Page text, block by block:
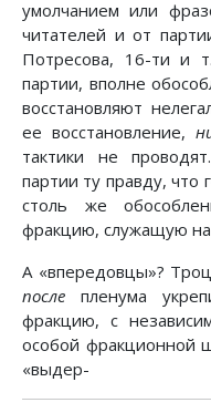
умолчанием или
читателей и от
Потресова, 16-ти и
партии, вполне
восстановляют
ее восстановление,
тактики не
партии ту правду, что
столь же
фракцию, служащую на
А «впередовцы»?
после пленума
фракцию, с
особой фракционной
«выдер-